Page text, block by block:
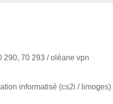
290, 70 293 / oléane vpn
informatisé (cs2i / limoges)